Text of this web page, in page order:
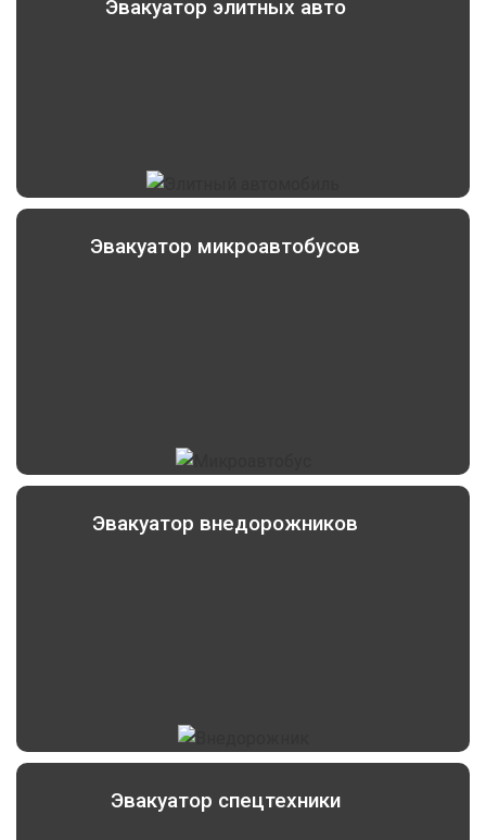
Эвакуатор элитных авто
Эвакуатор микроавтобусов
Эвакуатор внедорожников
Эвакуатор спецтехники